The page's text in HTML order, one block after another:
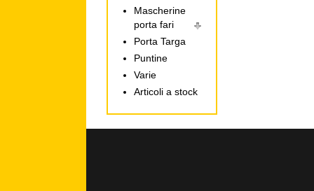
Mascherine
porta fari
Porta Targa
Puntine
Varie
Articoli a stock